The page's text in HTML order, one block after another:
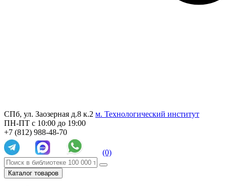
СПб, ул. Заозерная д.8 к.2 м. Технологический институт
ПН-ПТ с 10:00 до 19:00
+7 (812) 988-48-70
(0)
Каталог товаров